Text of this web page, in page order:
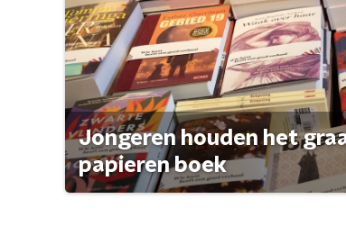
Jongeren houden het
papieren boek